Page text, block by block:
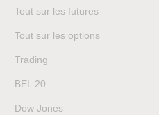
Tout sur les futures
Tout sur les options
Trading
BEL 20
Dow Jones